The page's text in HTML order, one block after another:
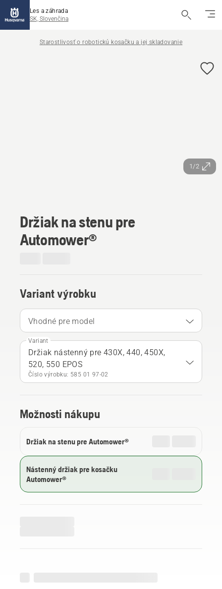
Les a záhrada
SK, Slovenčina
Starostlivosť o robotickú kosačku a jej skladovanie
1/2
Držiak na stenu pre
Automower®
Variant výrobku
Vhodné pre model
Variant
Držiak nástenný pre 430X, 440, 450X,
520, 550 EPOS
Číslo výrobku: 585 01 97‑02
Možnosti nákupu
Držiak na stenu pre Automower®
Nástenný držiak pre kosačku
Automower®